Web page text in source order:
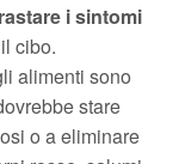
i sintomi
cibo.
alimenti sono
stare
o a eliminare